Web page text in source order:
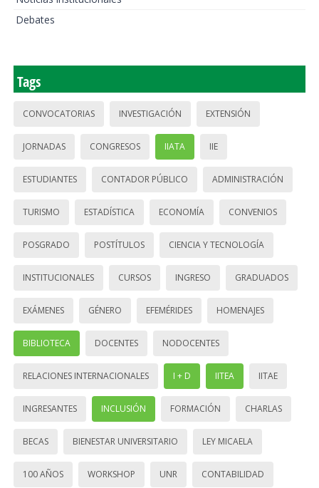
Debates
Tags
CONVOCATORIAS INVESTIGACIÓN EXTENSIÓN
JORNADAS CONGRESOS IIATA IIE
ESTUDIANTES CONTADOR PÚBLICO ADMINISTRACIÓN
TURISMO ESTADÍSTICA ECONOMÍA CONVENIOS
POSGRADO POSTÍTULOS CIENCIA Y TECNOLOGÍA
INSTITUCIONALES CURSOS INGRESO GRADUADOS
EXÁMENES GÉNERO EFEMÉRIDES HOMENAJES
BIBLIOTECA DOCENTES NODOCENTES
RELACIONES INTERNACIONALES I + D IITEA IITAE
INGRESANTES INCLUSIÓN FORMACIÓN CHARLAS
BECAS BIENESTAR UNIVERSITARIO LEY MICAELA
100 AÑOS WORKSHOP UNR CONTABILIDAD